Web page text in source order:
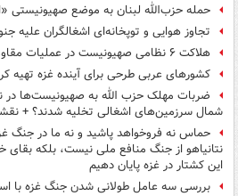
حمله حزب‌الله لبنان به موضع صهیونیستی
تجاوز هوایی و توپخانه‌ای اشغالگران علیه
هلاکت ۶ نظامی صهیونیست در عملیات مقاومت فلسطین در خان یونس
کشورهای عربی طرحی برای آینده غزه تهیه
ضربات مهلک حزب الله به صهیونیست‌ها در
شمال سرزمین‌های اشغالی تخلیه شدند؟ +
حماس نه فروخواهد پاشید و نه ما در جنگ
نتانیاهو از جنگ منافع ملی نیست، بلکه
این کشتار در غزه پایان دهیم
بررسی سه عامل طولانی شدن جنگ غزه با